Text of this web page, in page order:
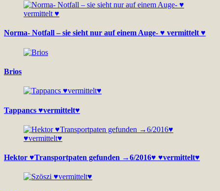
Norma- Notfall – sie sieht nur auf einem Auge- ♥ vermittelt ♥
Brios
Tappancs ♥vermittelt♥
Hektor ♥Transportpaten gefunden →6/2016♥ ♥vermittelt♥